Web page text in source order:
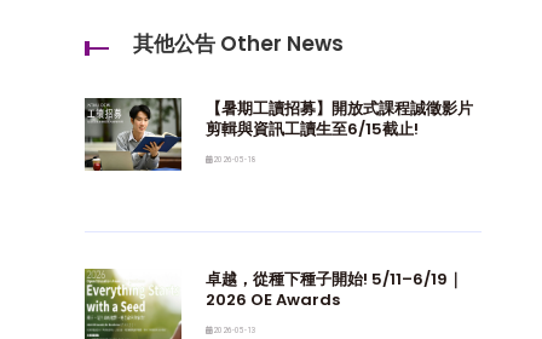
其他公告 Other News
【暑期工讀招募】開放式課程誠徵影片
剪輯與資訊工讀生至6/15截止!
2026-05-18
卓越，從種下種子開始! 5/11–6/19｜
2026 OE Awards
2026-05-13